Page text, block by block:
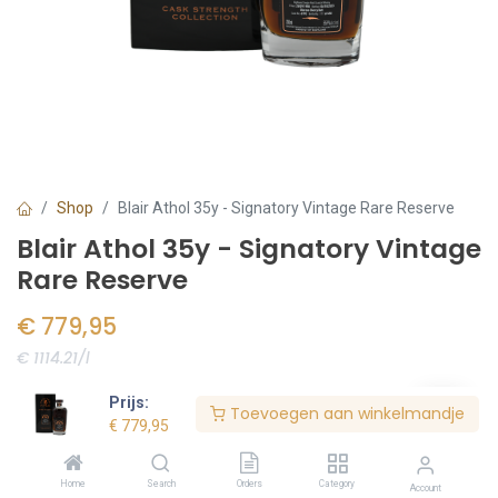
Prijs:
€ 779,95
Toevoegen aan winkelmandje
Home Search Orders Category Account
Shop Blair Athol 35y - Signatory Vintage Rare Reserve
Blair Athol 35y - Signatory Vintage
Rare Reserve
€ 779,95
€ 1114.21/l
Voorraad:1stuk(s)
Bestel nu